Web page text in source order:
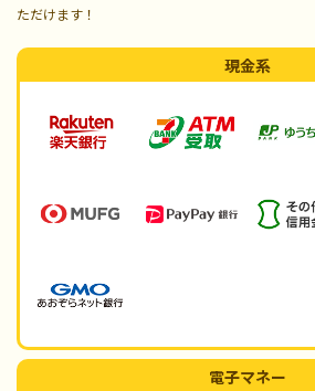
ただけます！
現金系
電子マネー